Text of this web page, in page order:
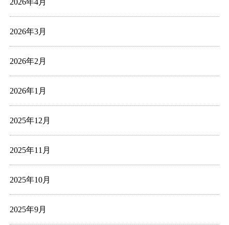
2026年3月
2026年2月
2026年1月
2025年12月
2025年11月
2025年10月
2025年9月